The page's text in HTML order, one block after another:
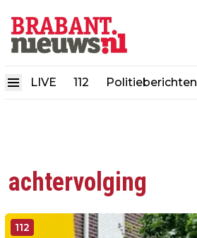
LIVE 112 Politieberichten
achtervolging
112